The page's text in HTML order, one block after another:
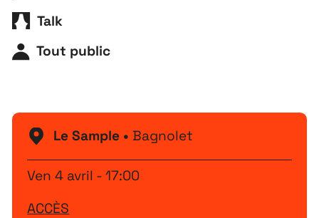
Talk
Tout public
Le Sample • Bagnolet
Ven 4 avril - 17:00
ACCÈS